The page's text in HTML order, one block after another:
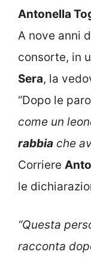
Antonella
A nove anni
consorte, in
Sera, la
“Dopo le
come un
rabbia che
Corriere
le
“Questa
racconta